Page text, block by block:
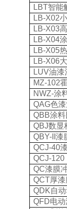
LBT智能
LB-X02
LB-X03
LB-X04
LB-X05
LB-X06
LUV油漆
MZ-102
NWZ-涂
QAG色
QBB涂
QBJ数显
QBY-II漆
QCJ-40
QCJ-120
QC漆膜
QCT厚
QDK自
QFD电